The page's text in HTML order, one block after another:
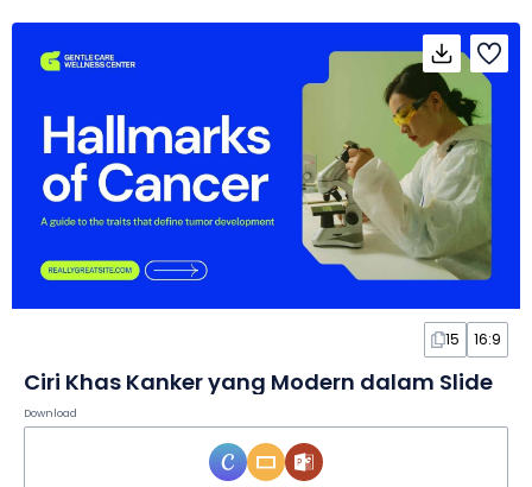
15 16:9
Ciri Khas Kanker yang Modern dalam Slide
Download